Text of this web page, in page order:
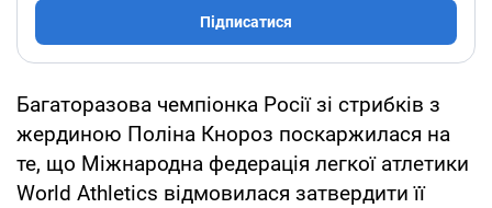
Підписатися
Багаторазова чемпіонка Росії зі стрибків з
жердиною Поліна Кнороз поскаржилася на
те, що Міжнародна федерація легкої атлетики
World Athletics відмовилася затвердити її